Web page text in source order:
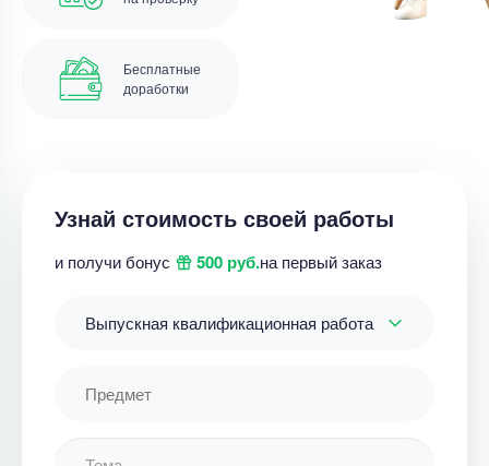
Бесплатные
доработки
Узнай стоимость своей работы
и получи бонус 500 руб.на первый заказ
Выпускная квалификационная работа